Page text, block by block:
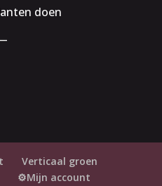
doen
Verticaal groen
⚙️Mijn account